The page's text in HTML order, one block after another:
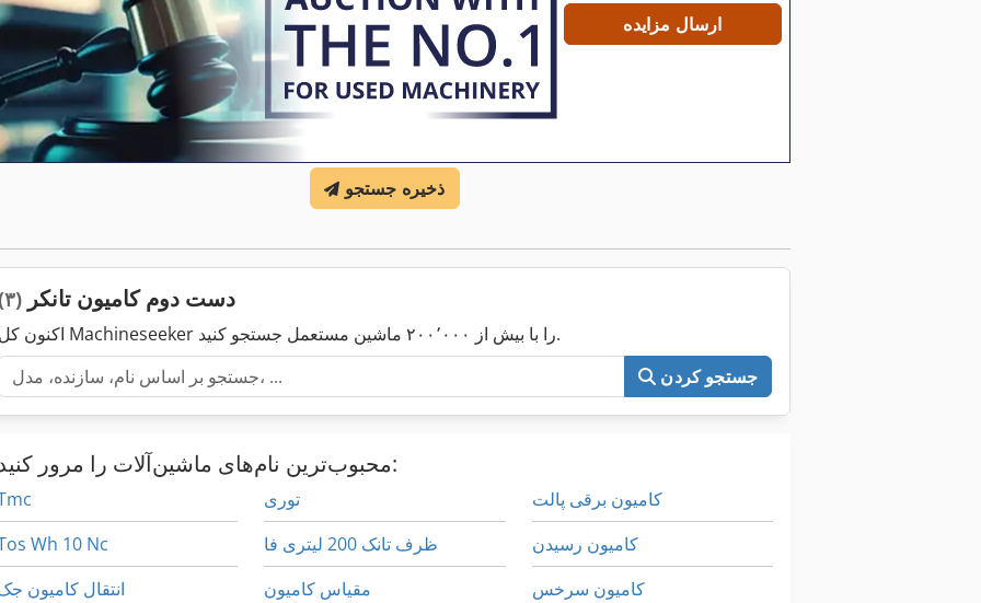
ارسال مزایده
ذخیره جستجو
دست دوم کامیون تانکر (۳)
اکنون کل Machineseeker را با بیش از ۲۰۰٬۰۰۰ ماشین مستعمل جستجو کنید.
جستجو کردن
محبوب‌ترین نام‌های ماشین‌آلات را مرور کنید:
Wh 10 Nc
انتقال کامیون
توری
ظرف تانک 200 لیتری فا
مقیاس کامیون
کامیون برقی پالت
کامیون رسیدن
کامیون سرخس